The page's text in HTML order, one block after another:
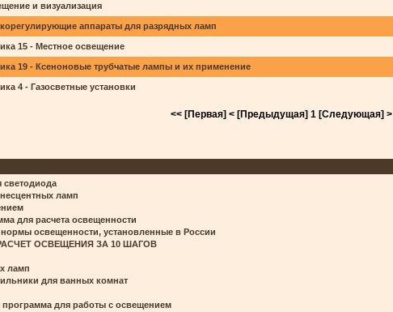
и визуализация
аппараты для разрядных ламп
15 - Местное освещение
19 - Ксеноновые трубчатые лампы и их применение
4 - Газосветные установки
<< [Первая] < [Предыдущая] 1 [Следующая] >
ламп
для расчета освещенности
освещенности, установленные в России
ОСВЕЩЕНИЯ ЗА 10 ШАГОВ
ламп
для ванных комнат
программа для работы с освещением